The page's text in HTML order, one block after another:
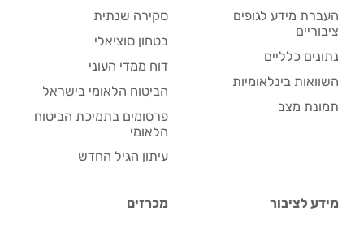
העברת מידע לגופים
ציבוריים
נתונים כלליים
השוואות בינלאומיות
תמונת מצב
סקירה שנתית
בטחון סוציאלי
דוח ממדי העוני
הביטוח הלאומי בישראל
פרסומים בתמיכת הביטוח
הלאומי
עיתון הגיל החדש
מידע לציבור מכרזים